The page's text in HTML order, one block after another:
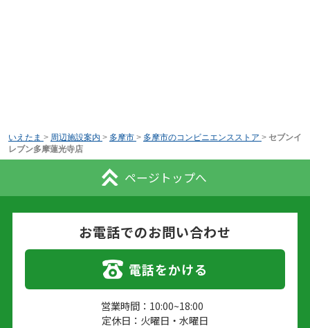
いえたま > 周辺施設案内 > 多摩市 > 多摩市のコンビニエンスストア > セブンイ
レブン多摩蓮光寺店
ページトップへ
お電話でのお問い合わせ
電話をかける
営業時間：10:00~18:00
定休日：火曜日・水曜日